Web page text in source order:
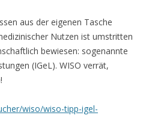
aus der eigenen Tasche
Nutzen ist umstritten
bewiesen: sogenannte
(IGeL). WISO verrät,
wiso/wiso-tipp-igel-